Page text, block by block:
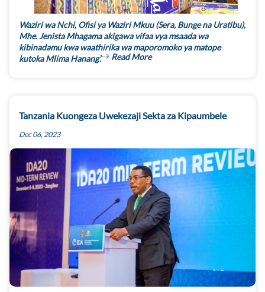
Waziri wa Nchi, Ofisi ya Waziri Mkuu (Sera, Bunge na Uratibu),
Mhe. Jenista Mhagama akigawa vifaa vya msaada wa
kibinadamu kwa waathirika wa maporomoko ya matope
kutoka Mlima Hanang’.
Read More
Tanzania Kuongeza Uwekezaji Sekta za Kipaumbele
Dec 06, 2023